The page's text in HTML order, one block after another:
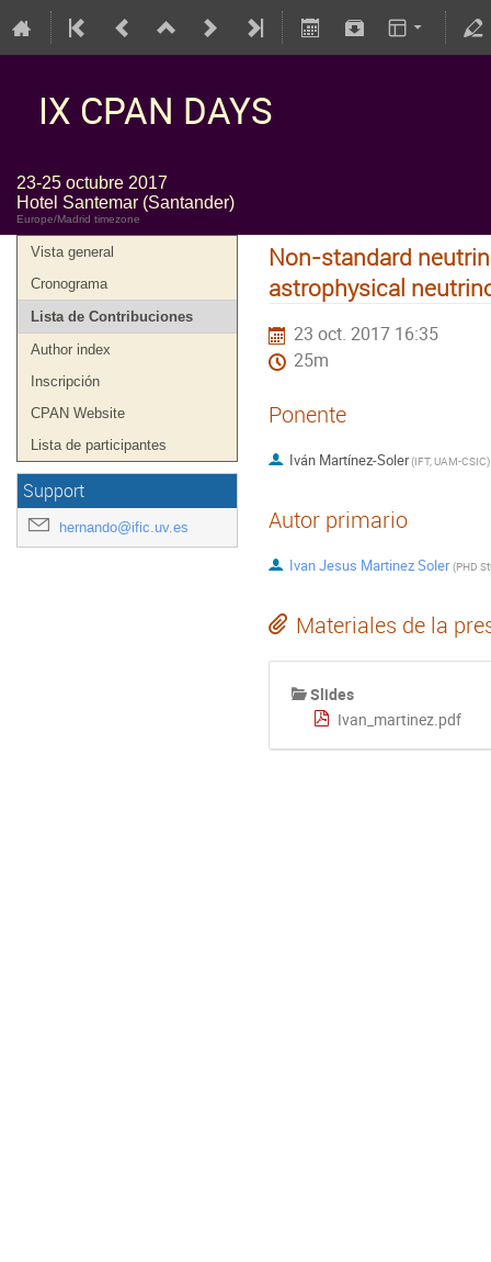
IX CPAN DAYS
23-25 octubre 2017
Hotel Santemar (Santander)
Europe/Madrid timezone
Vista general
Cronograma
Lista de Contribuciones
Author index
Inscripción
CPAN Website
Lista de participantes
Support
hernando@ific.uv.es
Non-standard
astrophysical
23 oct. 2017 16:35
25m
Ponente
Iván Martínez-Soler(IFT, UAM-CSIC)
Autor primario
Ivan Jesus Martinez Soler (PHD
Materiales de la
Slides
Ivan_martinez.pdf